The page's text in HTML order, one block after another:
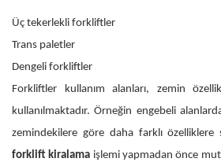
Üç tekerlekli forkliftler
Trans paletler
Dengeli forkliftler
Forkliftler kullanım alanları, zemin
kullanılmaktadır. Örneğin engebeli
zemindekilere göre daha farklı özelliklere
forklift kiralama işlemi yapmadan önce